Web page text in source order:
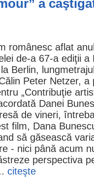
a
românesc aflat
de-a 67-a ediţii a
Berlin,
Peter Netzer,
„Contribuţie
Danei
de vineri,
film, Dana
să găsească
- nici până acum
perspectiva
citeşte